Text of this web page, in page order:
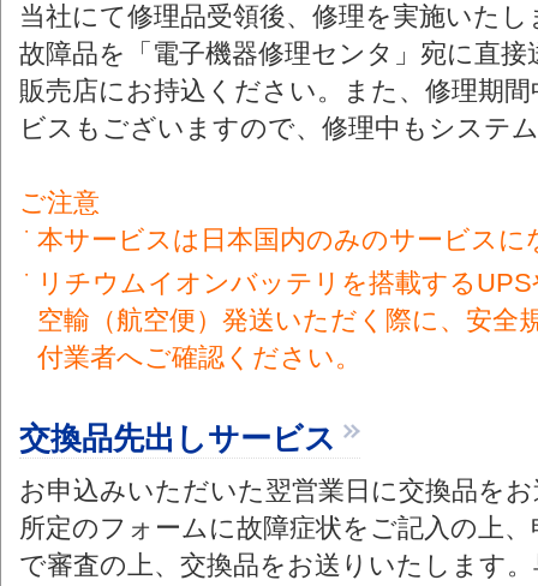
当社にて修理品受領後、修理を実施いたし
故障品を「電子機器修理センタ」宛に直
販売店にお持込ください。また、修理期
ビスもございますので、修理中もシステ
ご注意
・ 本サービスは日本国内のみのサービスに
・
リチウムイオンバッテリを搭載する
空輸（航空便）発送いただく際に、安全
付業者へご確認ください。
交換品先出しサービス
お申込みいただいた翌営業日に交換品を
所定のフォームに故障症状をご記入の上
で審査の上、交換品をお送りいたします